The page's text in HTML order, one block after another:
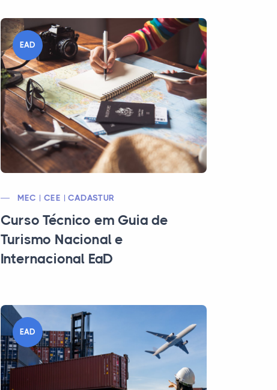
EAD
MEC | CEE | CADASTUR
Curso Técnico em Guia de
Turismo Nacional e
Internacional EaD
EAD